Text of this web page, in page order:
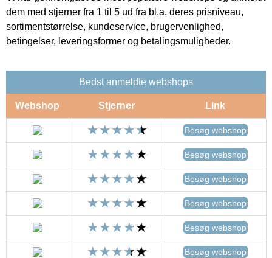
dem med stjerner fra 1 til 5 ud fra bl.a. deres prisniveau,
sortimentstørrelse, kundeservice, brugervenlighed,
betingelser, leveringsformer og betalingsmuligheder.
Bedst anmeldte webshops
Webshop Stjerner Link
Besøg webshop
Besøg webshop
Besøg webshop
Besøg webshop
Besøg webshop
Besøg webshop